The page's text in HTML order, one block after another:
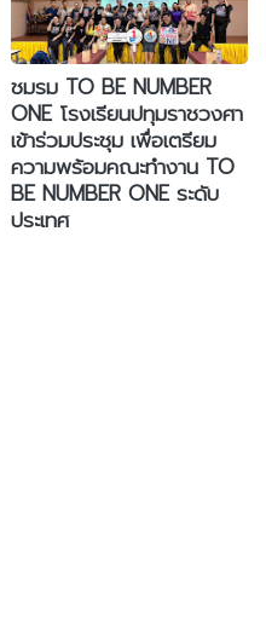
ชมรม TO BE NUMBER
ONE โรงเรียนปทุมราชวงศา
เข้าร่วมประชุม เพื่อเตรียม
ความพร้อมคณะทำงาน TO
BE NUMBER ONE ระดับ
ประเทศ